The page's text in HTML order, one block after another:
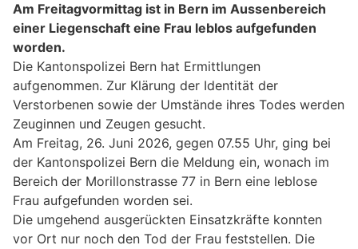
Am Freitagvormittag ist in Bern im Aussenbereich
einer Liegenschaft eine Frau leblos aufgefunden
worden.
Die Kantonspolizei Bern hat Ermittlungen
aufgenommen. Zur Klärung der Identität der
Verstorbenen sowie der Umstände ihres Todes werden
Zeuginnen und Zeugen gesucht.
Am Freitag, 26. Juni 2026, gegen 07.55 Uhr, ging bei
der Kantonspolizei Bern die Meldung ein, wonach im
Bereich der Morillonstrasse 77 in Bern eine leblose
Frau aufgefunden worden sei.
Die umgehend ausgerückten Einsatzkräfte konnten
vor Ort nur noch den Tod der Frau feststellen. Die